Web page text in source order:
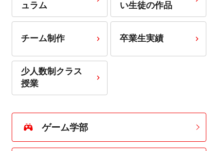
ュラム
い生徒の作品
チーム制作 卒業生実績
少人数制クラス
授業
ゲーム学部